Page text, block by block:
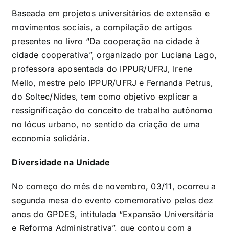
Baseada em projetos universitários de extensão e
movimentos sociais, a compilação de artigos
presentes no livro “Da cooperação na cidade à
cidade cooperativa”, organizado por Luciana Lago,
professora aposentada do IPPUR/UFRJ, Irene
Mello, mestre pelo IPPUR/UFRJ e Fernanda Petrus,
do Soltec/Nides, tem como objetivo explicar a
ressignificação do conceito de trabalho autônomo
no lócus urbano, no sentido da criação de uma
economia solidária.
Diversidade na Unidade
No começo do mês de novembro, 03/11, ocorreu a
segunda mesa do evento comemorativo pelos dez
anos do GPDES, intitulada “Expansão Universitária
e Reforma Administrativa”, que contou com a